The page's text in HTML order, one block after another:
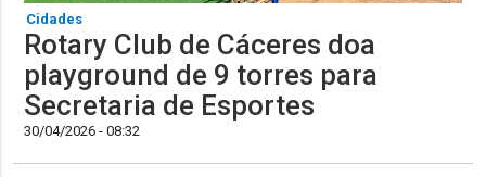
Cidades
Rotary Club de Cáceres doa
playground de 9 torres para
Secretaria de Esportes
30/04/2026 - 08:32